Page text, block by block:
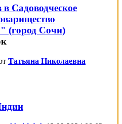
Садоводческое
(город Сочи)
Татьяна Николаевна